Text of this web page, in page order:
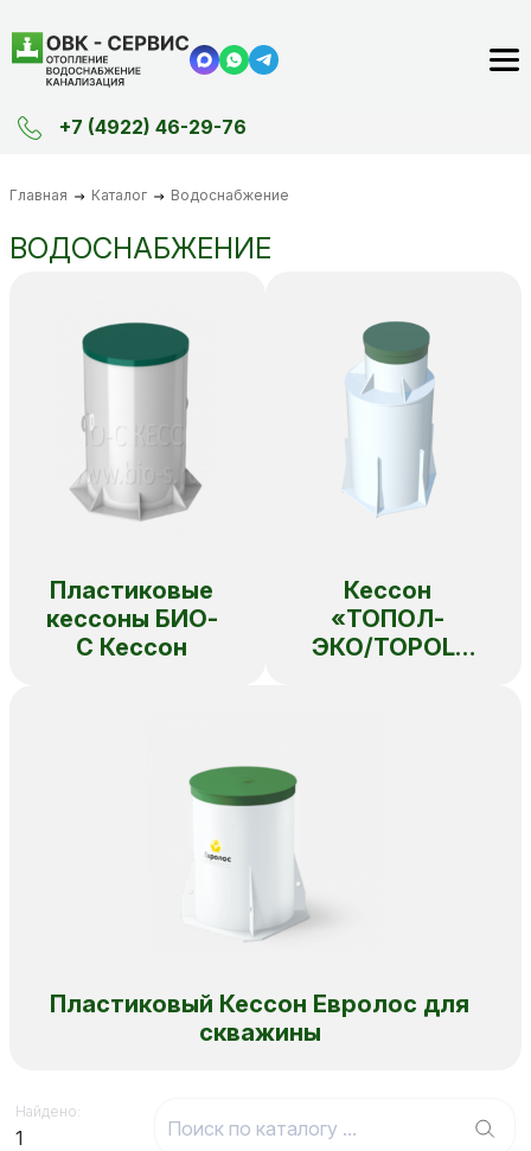
+7 (4922) 46-29-76
Главная Каталог Водоснабжение
ВОДОСНАБЖЕНИЕ
Пластиковые
кессоны БИО-
С Кессон
Кессон
«ТОПОЛ-
ЭКО/TOPOL-
Пластиковый Кессон Евролос для
скважины
Найдено:
1